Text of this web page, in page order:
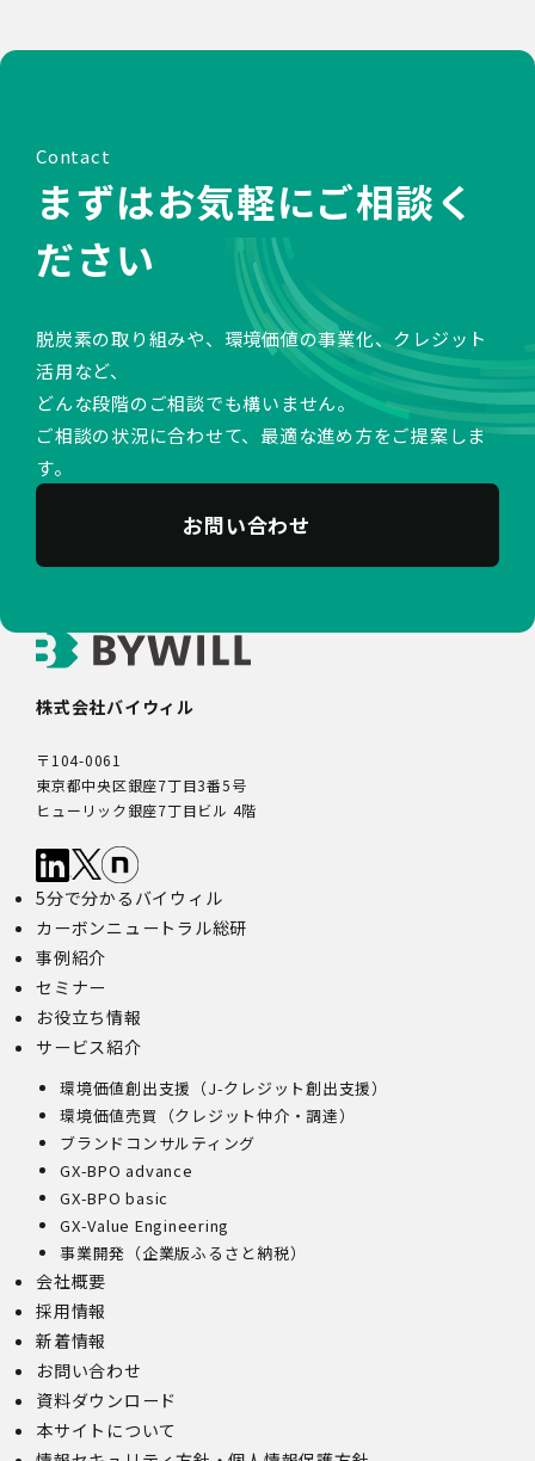
Contact
まずはお気軽にご相談く
ださい
脱炭素の取り組みや、環境価値の事業化、クレジット
活用など、
どんな段階のご相談でも構いません。
ご相談の状況に合わせて、最適な進め方をご提案しま
す。
お問い合わせ
株式会社バイウィル
〒104-0061
東京都中央区銀座7丁目3番5号
ヒューリック銀座7丁目ビル 4階
5分で分かるバイウィル
カーボンニュートラル総研
事例紹介
セミナー
お役立ち情報
サービス紹介
環境価値創出支援（J-クレジット創出支援）
環境価値売買（クレジット仲介・調達）
ブランドコンサルティング
GX-BPO advance
GX-BPO basic
GX-Value Engineering
事業開発（企業版ふるさと納税）
会社概要
採用情報
新着情報
お問い合わせ
資料ダウンロード
本サイトについて